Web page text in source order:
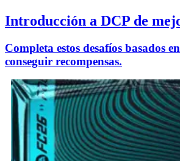
Introducción a DCP de
Completa estos desafíos basados
conseguir recompensas.